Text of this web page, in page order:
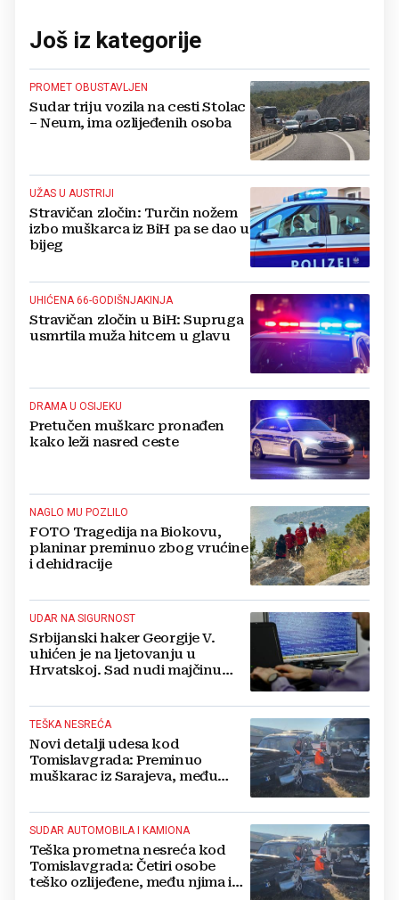
Još iz kategorije
PROMET OBUSTAVLJEN
Sudar triju vozila na cesti Stolac
– Neum, ima ozlijeđenih osoba
UŽAS U AUSTRIJI
Stravičan zločin: Turčin nožem
izbo muškarca iz BiH pa se dao u
bijeg
UHIĆENA 66-GODIŠNJAKINJA
Stravičan zločin u BiH: Supruga
usmrtila muža hitcem u glavu
DRAMA U OSIJEKU
Pretučen muškarc pronađen
kako leži nasred ceste
NAGLO MU POZLILO
FOTO Tragedija na Biokovu,
planinar preminuo zbog vrućine
i dehidracije
UDAR NA SIGURNOST
Srbijanski haker Georgije V.
uhićen je na ljetovanju u
Hrvatskoj. Sad nudi majčinu
TEŠKA NESREĆA
Novi detalji udesa kod
Tomislavgrada: Preminuo
muškarac iz Sarajeva, među
SUDAR AUTOMOBILA I KAMIONA
Teška prometna nesreća kod
Tomislavgrada: Četiri osobe
teško ozlijeđene, među njima i